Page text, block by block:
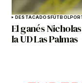
DESTACADOSFÚTBOL
El ganés
la UD Las Palmas